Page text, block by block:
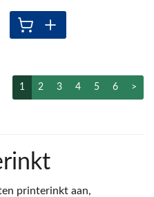
1 2 3 4 5 6 >
printerinkt aan,